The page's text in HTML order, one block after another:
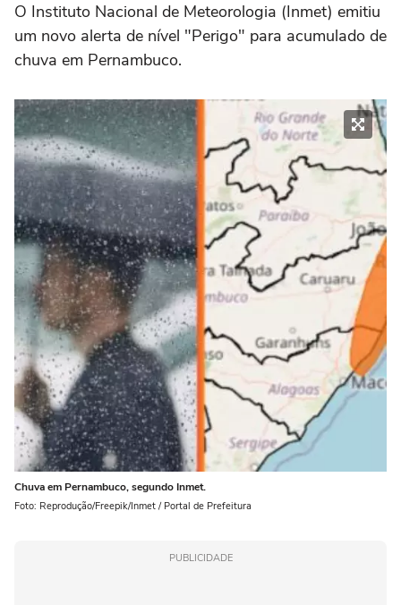
O Instituto Nacional de Meteorologia (Inmet) emitiu
um novo alerta de nível "Perigo" para acumulado de
chuva em Pernambuco.
Chuva em Pernambuco, segundo Inmet.
Foto: Reprodução/Freepik/Inmet / Portal de Prefeitura
PUBLICIDADE